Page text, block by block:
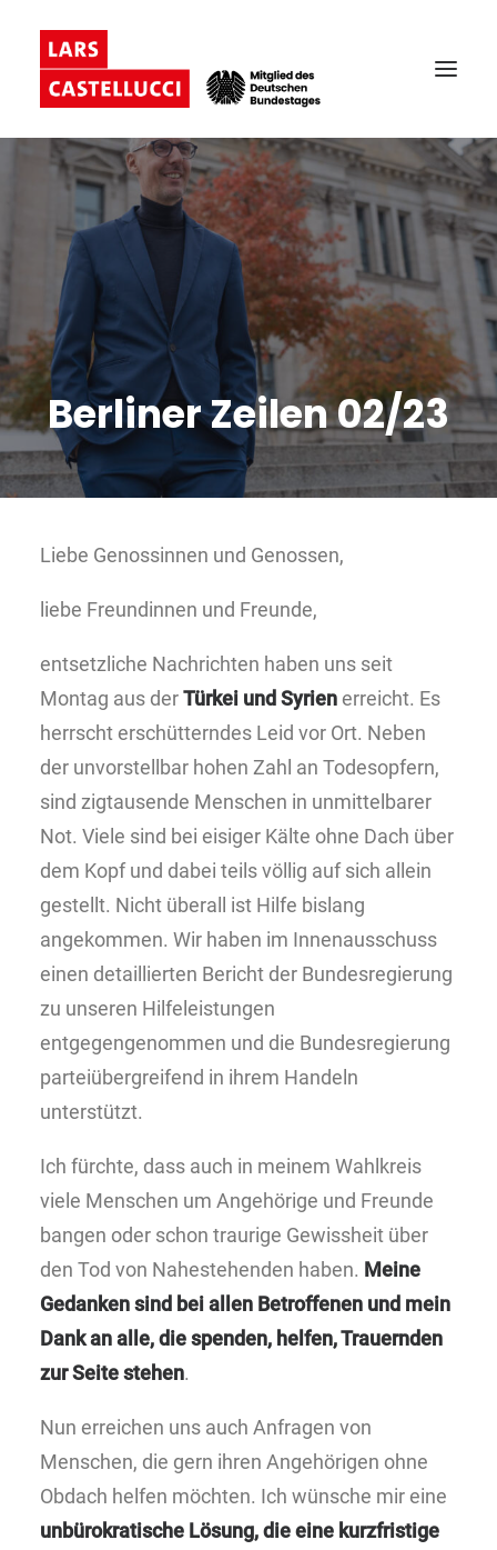
Berliner Zeilen 02/23
Liebe Genossinnen und Genossen,
liebe Freundinnen und Freunde,
entsetzliche Nachrichten haben uns seit
Montag aus derTürkei und Syrien erreicht. Es
herrscht erschütterndes Leid vor Ort. Neben
der unvorstellbar hohen Zahl an Todesopfern,
sind zigtausende Menschen in unmittelbarer
Not. Viele sind bei eisiger Kälte ohne Dach über
dem Kopf und dabei teils völlig auf sich allein
gestellt. Nicht überall ist Hilfe bislang
angekommen. Wir haben im Innenausschuss
einen detaillierten Bericht der Bundesregierung
zu unseren Hilfeleistungen
entgegengenommen und die Bundesregierung
parteiübergreifend in ihrem Handeln
unterstützt.
Ich fürchte, dass auch in meinem Wahlkreis
viele Menschen um Angehörige und Freunde
bangen oder schon traurige Gewissheit über
den Tod von Nahestehenden haben. Meine
Gedanken sind bei allen Betroffenen und mein
Dank an alle, die spenden, helfen, Trauernden
zur Seite stehen.
Nun erreichen uns auch Anfragen von
Menschen, die gern ihren Angehörigen ohne
Obdach helfen möchten. Ich wünsche mir eine
unbürokratische Lösung, die eine kurzfristige